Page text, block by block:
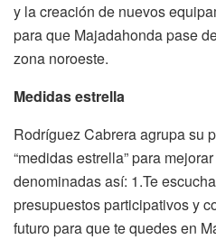
y la creación de nuevos
para que Majadahonda pase
zona noroeste.
Medidas estrella
Rodríguez Cabrera agrupa su
“medidas estrella” para
denominadas así: 1.Te
presupuestos participativos y
futuro para que te quedes en